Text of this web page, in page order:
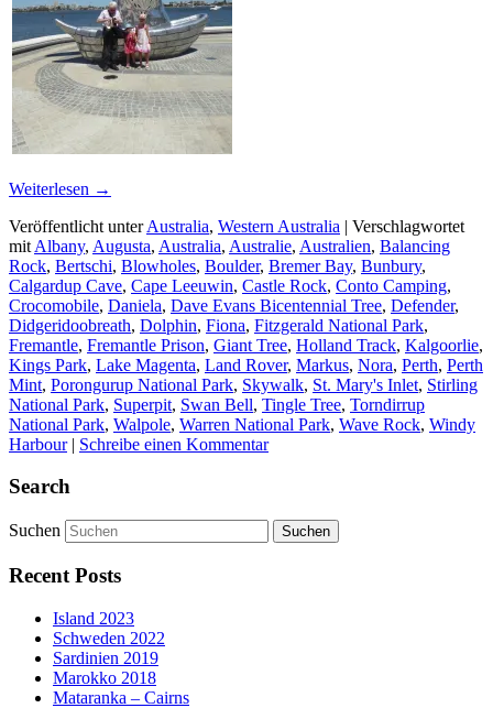
Weiterlesen →
Veröffentlicht unter Australia, Western Australia | Verschlagwortet
mit Albany, Augusta, Australia, Australie, Australien, Balancing
Rock, Bertschi, Blowholes, Boulder, Bremer Bay, Bunbury,
Calgardup Cave, Cape Leeuwin, Castle Rock, Conto Camping,
Crocomobile, Daniela, Dave Evans Bicentennial Tree, Defender,
Didgeridoobreath, Dolphin, Fiona, Fitzgerald National Park,
Fremantle, Fremantle Prison, Giant Tree, Holland Track, Kalgoorlie,
Kings Park, Lake Magenta, Land Rover, Markus, Nora, Perth, Perth
Mint, Porongurup National Park, Skywalk, St. Mary's Inlet, Stirling
National Park, Superpit, Swan Bell, Tingle Tree, Torndirrup
National Park, Walpole, Warren National Park, Wave Rock, Windy
Harbour | Schreibe einen Kommentar
Search
Suchen
Recent Posts
Island 2023
Schweden 2022
Sardinien 2019
Marokko 2018
Mataranka – Cairns